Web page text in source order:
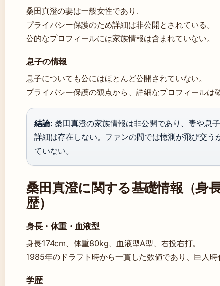
桑田真澄の妻は一般女性であり、
プライバシー保護のため詳細は非公開とされている。
公的なプロフィールには家族情報は含まれていない。
息子の情報
息子についても公にはほとんど公開されていない。
プライバシー保護の観点から、詳細なプロフィールは
結論: 桑田真澄の家族情報は非公開であり、妻や息
詳細は存在しない。ファンの間では憶測が飛び交う
ていない。
桑田真澄に関する基礎情報（身
歴）
身長・体重・血液型
身長174cm、体重80kg、血液型A型、右投右打。
1985年のドラフト時から一貫した数値であり、巨人
学歴